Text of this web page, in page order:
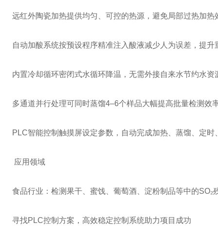
远红外陶瓷加热提供均匀、可控的热源，避免局部过热加热
自动加酸系统按预设程序精准注入酸液减少人为误差，提
内置冷却循环密闭式水循环降温，无需外接自来水节约水资
多通道并行处理可同时蒸馏4–6个样品大幅提高批量检测效
PLC智能控制 触摸屏设定参数，自动完成加热、蒸馏、定时
应用领域
食品行业：检测果干、蜜饯、葡萄酒、淀粉制品等中的SO₂
寻找PLC控制方案，高效稳定控制系统助力项目成功